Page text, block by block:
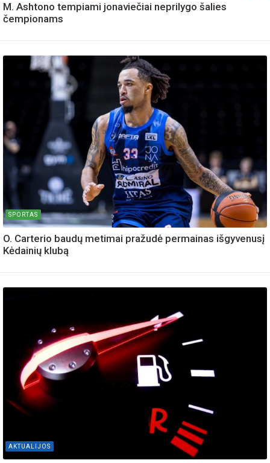
M. Ashtono tempiami jonaviečiai neprilygo šalies
čempionams
SPORTAS
O. Carterio baudų metimai pražudė permainas išgyvenusį
Kėdainių klubą
AKTUALIJOS